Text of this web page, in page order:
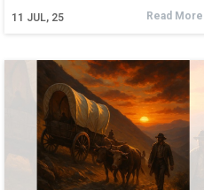
11 JUL, 25 Read More